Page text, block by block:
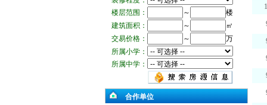
楼层范围：
～
楼
建筑面积：
～
㎡
交易价格：
～
万
所属小学：
所属中学：
合作单位